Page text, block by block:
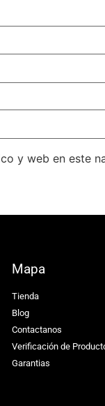
y web en este
Mapa
Tienda
Blog
Contactanos
Verificación de
Garantias